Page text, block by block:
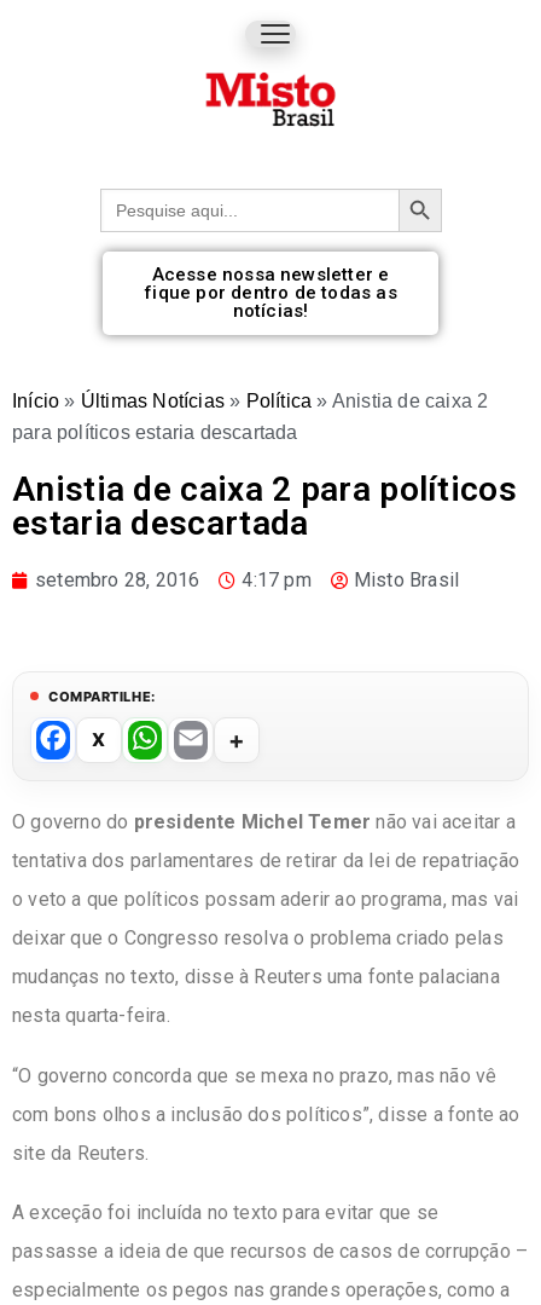
Procurar: Botão de pesquisa
Acesse nossa newsletter e
fique por dentro de todas as
notícias!
Início » Últimas Notícias » Política » Anistia de caixa 2
para políticos estaria descartada
Anistia de caixa 2 para políticos
estaria descartada
setembro 28, 2016 4:17 pm Misto Brasil
COMPARTILHE:
F
a
c
e
b
o
o
k
W
h
at
s
A
p
p
E
ail
O governo do presidente Michel Temer não vai aceitar a
tentativa dos parlamentares de retirar da lei de repatriação
o veto a que políticos possam aderir ao programa, mas vai
deixar que o Congresso resolva o problema criado pelas
mudanças no texto, disse à Reuters uma fonte palaciana
nesta quarta-feira.
“O governo concorda que se mexa no prazo, mas não vê
com bons olhos a inclusão dos políticos”, disse a fonte ao
site da Reuters.
A exceção foi incluída no texto para evitar que se
passasse a ideia de que recursos de casos de corrupção –
especialmente os pegos nas grandes operações, como a